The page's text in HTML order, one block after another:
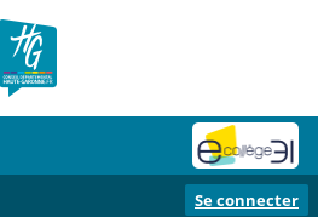
Se connecter